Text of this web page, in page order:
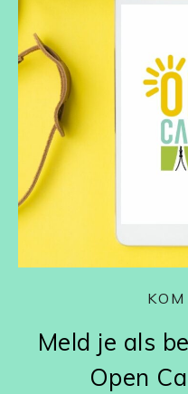
KOM
Meld je als
Open